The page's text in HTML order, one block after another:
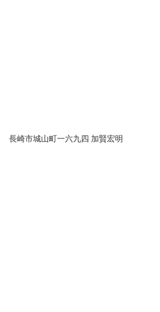
長崎市城山町一六九四 加賢宏明